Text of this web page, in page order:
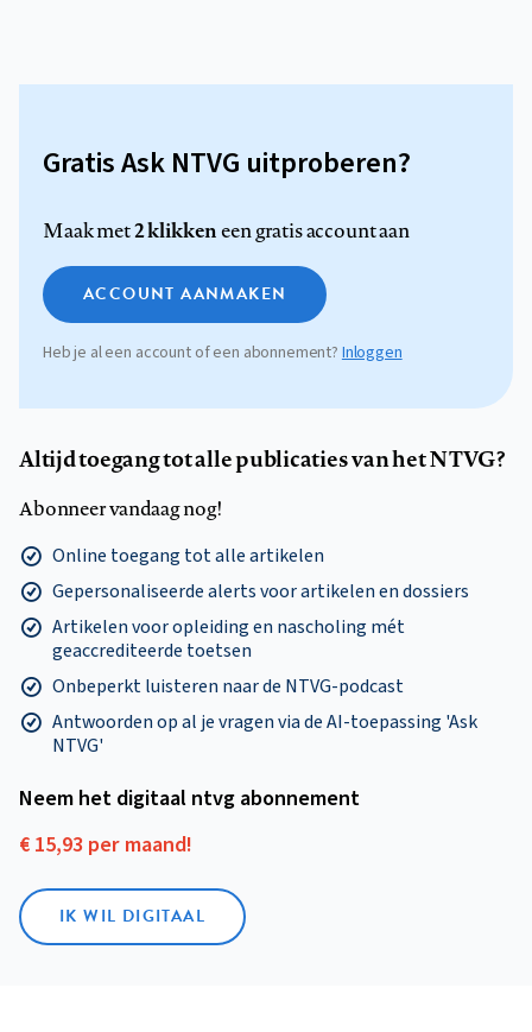
Gratis Ask NTVG uitproberen?
Maak met2 klikkeneen gratis account aan
ACCOUNT AANMAKEN
Heb je al een account of een abonnement? Inloggen
Altijd toegang tot alle publicaties van het NTVG?
Abonneer vandaag nog!
Online toegang tot alle artikelen
Gepersonaliseerde alerts voor artikelen en dossiers
Artikelen voor opleiding en nascholing mét
geaccrediteerde toetsen
Onbeperkt luisteren naar de NTVG-podcast
Antwoorden op al je vragen via de AI-toepassing 'Ask
NTVG'
Neem het digitaal ntvg abonnement
€ 15,93 per maand!
IK WIL DIGITAAL